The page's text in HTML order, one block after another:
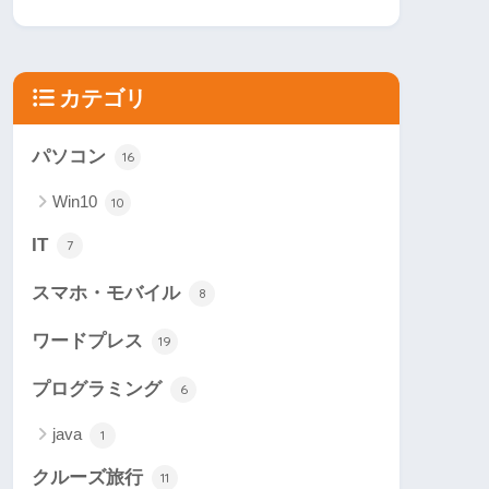
カテゴリ
パソコン 16
Win10 10
IT 7
スマホ・モバイル 8
ワードプレス 19
プログラミング 6
java 1
クルーズ旅行 11